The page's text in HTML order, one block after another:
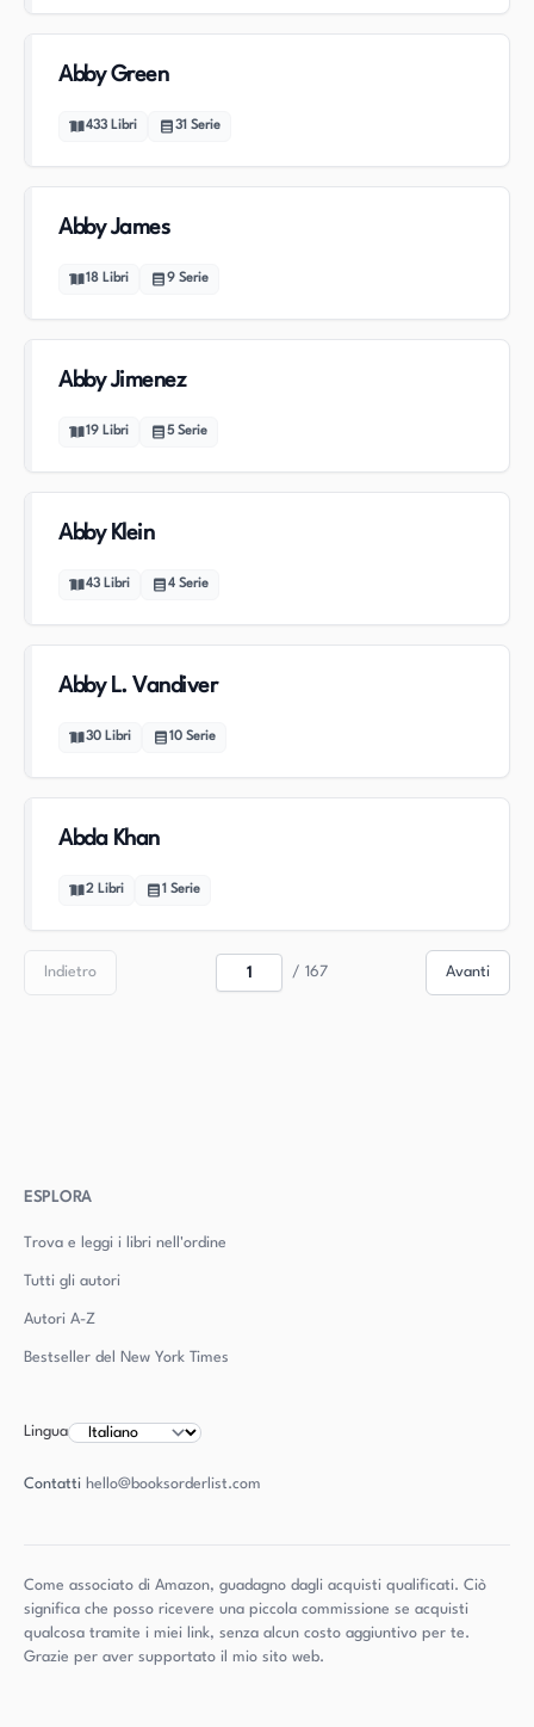
Abby Green
433 Libri 31 Serie
Abby James
18 Libri 9 Serie
Abby Jimenez
19 Libri 5 Serie
Abby Klein
43 Libri 4 Serie
Abby L. Vandiver
30 Libri 10 Serie
Abda Khan
2 Libri 1 Serie
Indietro / 167 Avanti
ESPLORA
Trova e leggi i libri nell'ordine
Tutti gli autori
Autori A-Z
Bestseller del New York Times
Lingua
Contatti hello@booksorderlist.com
Come associato di Amazon, guadagno dagli acquisti qualificati. Ciò
significa che posso ricevere una piccola commissione se acquisti
qualcosa tramite i miei link, senza alcun costo aggiuntivo per te.
Grazie per aver supportato il mio sito web.